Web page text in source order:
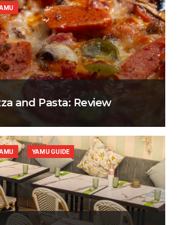
and Pasta: Review
YAMU GUIDE